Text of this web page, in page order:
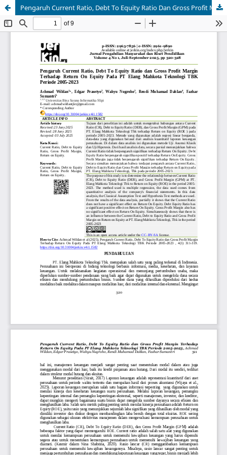
Pengaruh Current Ratio, Debt To Equity Ratio Dan Gross Profit Margin Terhadap Return On Equity Pada PT Elang Mahkota Teknologi TBK Periode 2005-2023